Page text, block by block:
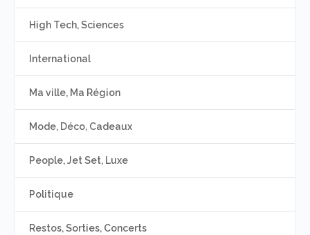
High Tech, Sciences
International
Ma ville, Ma Région
Mode, Déco, Cadeaux
People, Jet Set, Luxe
Politique
Restos, Sorties, Concerts